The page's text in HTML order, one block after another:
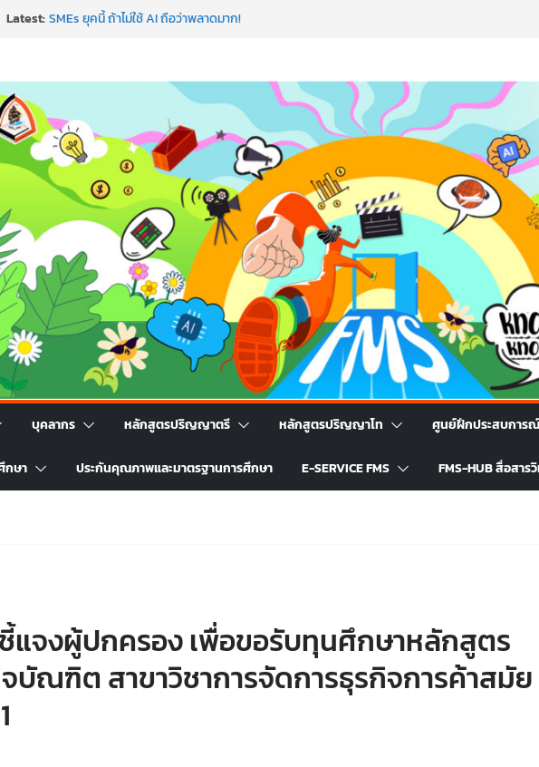
Latest:SMEs ยุคนี้ ถ้าไม่ใช้ AI ถือว่าพลาดมาก!
พร้อมลุยแล้ว! ปักหมุดโรดแมป AI อัปสกิลธุรกิจให้พุ่งทะยาน
พาธุรกิจท้องถิ่นสู่ตลาดโลก ด้วยเทคโนโลยี AI!
บุคลากร หลักสูตรปริญญาตรี หลักสูตรปริญญาโท ศูนย์ฝึกประสบการ
กษา ประกันคุณภาพและมาตรฐานการศึกษา E-SERVICE FMS FMS-HUB สื่อสาร
แจงผู้ปกครอง เพื่อขอรับทุนศึกษาหลักสูตร
บัณฑิต สาขาวิชาการจัดการธุรกิจการค้าสมัย